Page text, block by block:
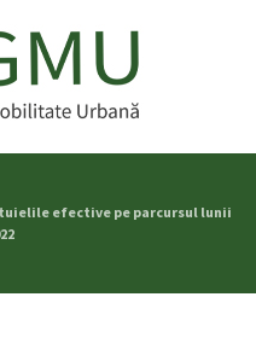
efective pe parcursul lunii